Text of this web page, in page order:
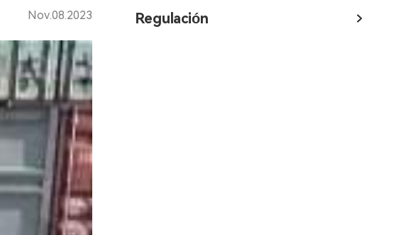
Nov.08.2023
Regulación